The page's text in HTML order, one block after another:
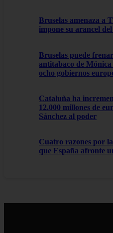
Bruselas amenaza a
impone su arancel
Bruselas puede
antitabaco de
ocho gobiernos
Cataluña ha
12.000 millones de
Sánchez al poder
Cuatro razones por
que España afronte